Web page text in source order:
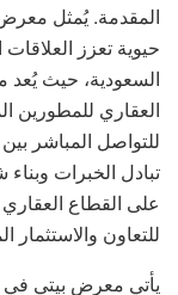
المقدمة. يُمثل
حيوية تعزز
السعودية، حيث
العقاري للمطورين
للتواصل المباشر
تبادل الخبرات وبناء
على القطاع العقاري
للتعاون
يأتي معرض بيتي في